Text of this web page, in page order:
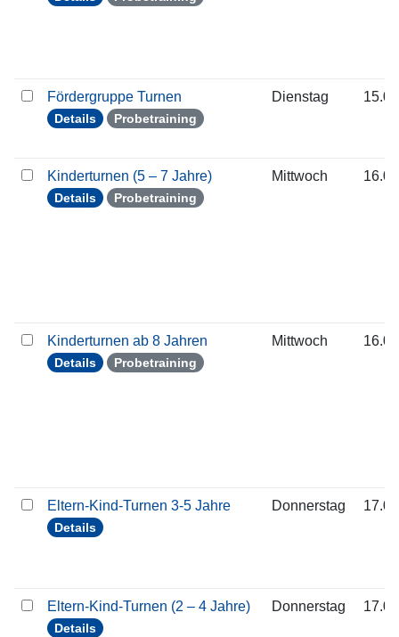
Fördergruppe Turnen
Details Probetraining
Dienstag
Kinderturnen (5 – 7 Jahre)
Details Probetraining
Mittwoch
Kinderturnen ab 8 Jahren
Details Probetraining
Mittwoch
Eltern-Kind-Turnen 3-5 Jahre
Details
Donnerstag
Eltern-Kind-Turnen (2 – 4 Jahre)
Details
Donnerstag